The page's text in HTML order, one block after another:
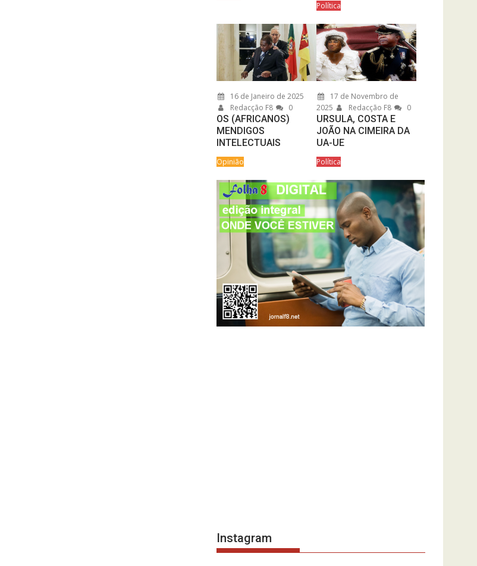
Política
16 de Janeiro de 2025
Redacção F8
0
OS (AFRICANOS)
MENDIGOS
INTELECTUAIS
Opinião
17 de Novembro de
2025
Redacção F8 0
URSULA, COSTA E
JOÃO NA CIMEIRA DA
UA-UE
Política
Instagram